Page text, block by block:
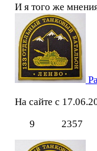
И я того же
На сайте с
9
2357